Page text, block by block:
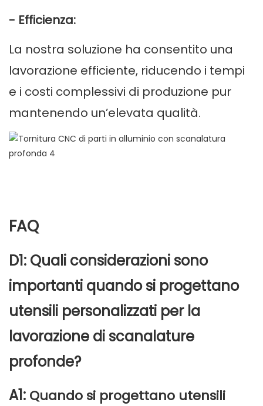
- Efficienza:
La nostra soluzione ha consentito una
lavorazione efficiente, riducendo i tempi
e i costi complessivi di produzione pur
mantenendo un’elevata qualità.
FAQ
D1: Quali considerazioni sono
importanti quando si progettano
utensili personalizzati per la
lavorazione di scanalature
profonde?
A1: Quando si progettano utensili